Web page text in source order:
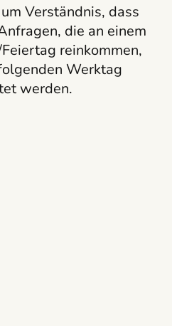
Verständnis, dass
die an einem
reinkommen,
Werktag
werden.